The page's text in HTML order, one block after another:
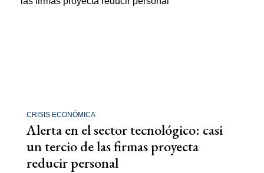
CRISIS ECONÓMICA
Alerta en el sector tecnológico: casi
un tercio de las firmas proyecta
reducir personal